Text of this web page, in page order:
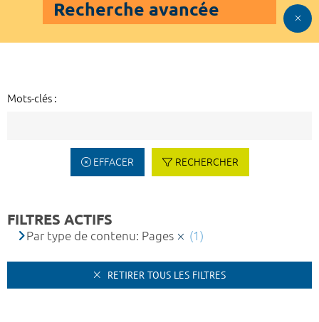
Recherche avancée
Mots-clés :
EFFACER RECHERCHER
FILTRES ACTIFS
Par type de contenu: Pages (1)
RETIRER TOUS LES FILTRES